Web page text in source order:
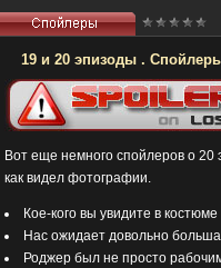
19 и 20 эпизоды .
Вот еще немного спойлеров о
как видел фотографии.
Кое-кого вы увидите в
Нас ожидает довольно
Роджер был не просто